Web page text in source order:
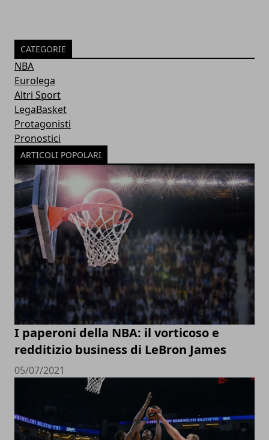
CATEGORIE
NBA
Eurolega
Altri Sport
LegaBasket
Protagonisti
Pronostici
ARTICOLI POPOLARI
I paperoni della NBA: il vorticoso e
redditizio business di LeBron James
05/07/2021